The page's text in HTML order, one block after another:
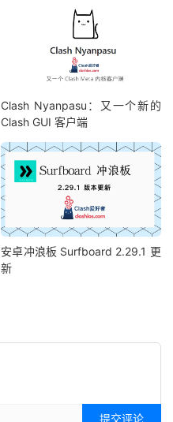
Clash Nyanpasu：又一个新的
Clash GUI 客户端
安卓冲浪板 Surfboard 2.29.1 更
新
提交评论